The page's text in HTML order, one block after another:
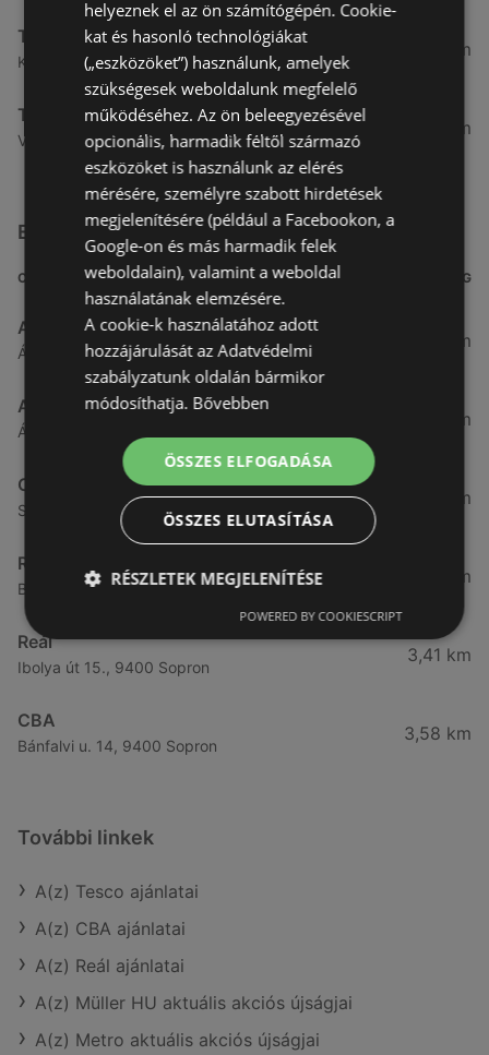
Tesco
Király J. u. 3. 3, 9400 Sopron
5,58 km
Tesco
Végfordulat u. 9. 9, 9400 Sopron
5,84 km
Egyéb Szupermarketek üzletek a közelben
CÍM TÁVOLSÁG
Aldi
Ágfalvi út 4/A., 9400 Sopron
3,26 km
ALDI
Ágfalvi út 4/a, 9400 Sopron
3,26 km
CBA
Somfalvi u. 14., 9400 Sopron
3,31 km
Reál
Besenyő u. 16., 9400 Sopron
3,32 km
Reál
Ibolya út 15., 9400 Sopron
3,41 km
CBA
Bánfalvi u. 14, 9400 Sopron
3,58 km
További linkek
A(z) Tesco ajánlatai
A(z) CBA ajánlatai
A(z) Reál ajánlatai
A(z) Müller HU aktuális akciós újságjai
A(z) Metro aktuális akciós újságjai
helyeznek el az ön számítógépén. Cookie-
kat és hasonló technológiákat
(„eszközöket”) használunk, amelyek
szükségesek weboldalunk megfelelő
működéséhez. Az ön beleegyezésével
opcionális, harmadik féltől származó
eszközöket is használunk az elérés
mérésére, személyre szabott hirdetések
megjelenítésére (például a Facebookon, a
Google-on és más harmadik felek
weboldalain), valamint a weboldal
használatának elemzésére.
A cookie-k használatához adott
hozzájárulását az Adatvédelmi
szabályzatunk oldalán bármikor
módosíthatja. Bővebben
ÖSSZES ELFOGADÁSA
ÖSSZES ELUTASÍTÁSA
RÉSZLETEK MEGJELENÍTÉSE
POWERED BY COOKIESCRIPT